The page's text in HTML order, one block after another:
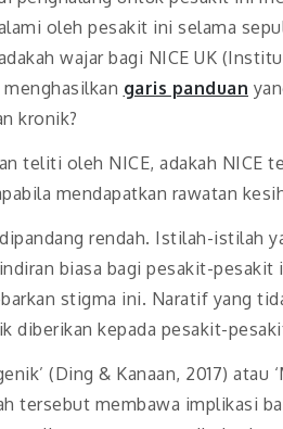
oleh pesakit ini selama
wajar bagi NICE UK
garis panduan
kronik?
teliti oleh NICE, adakah NICE
mendapatkan rawatan
rendah. Istilah-istilah
biasa bagi pesakit-
stigma ini. Naratif yang
diberikan kepada pesakit-
(Ding & Kanaan, 2017) atau
tersebut membawa implikasi